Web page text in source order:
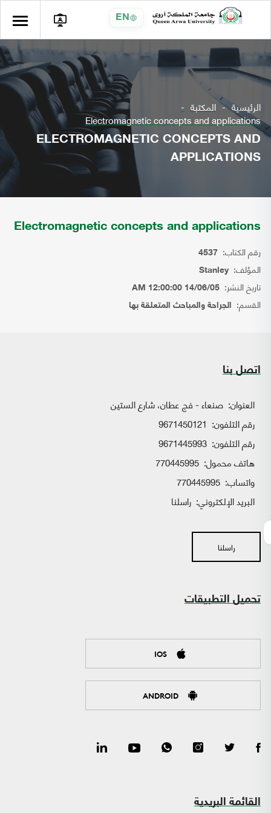
EN
الرئيسية المكتبة
Electromagnetic concepts and applications
ELECTROMAGNETIC CONCEPTS AND
APPLICATIONS
Electromagnetic concepts and applications
رقم الكتاب: 4537
المؤلف:Stanley
تاريخ النشر: 14/06/05 12:00:00 AM
القسم: الجراحة والمباحث المتعلقة بها
اتصل بنا
العنوان: صنعاء - فج عطان، شارع الستين
رقم التلفون: 9671450121
رقم التلفون: 9671445993
هاتف محمول: 770445995
واتساب:
البريد الإلكتروني: راسلنا
راسلنا
تحميل التطبيقات
IOS
ANDROID
القائمة البريدية